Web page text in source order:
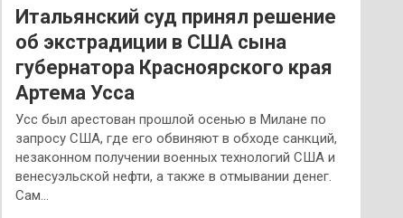
Итальянский суд принял решение
об экстрадиции в США сына
губернатора Красноярского края
Артема Усса
Усс был арестован прошлой осенью в Милане по
запросу США, где его обвиняют в обходе санкций,
незаконном получении военных технологий США и
венесуэльской нефти, а также в отмывании денег.
Сам…